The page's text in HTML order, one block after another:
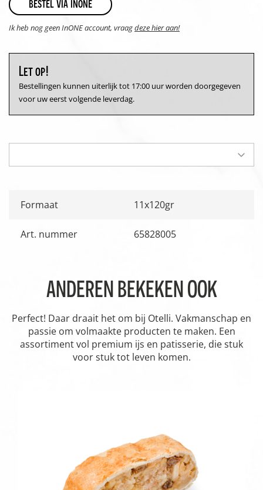
bestel via inone
Ik heb nog geen InONE account, vraagdeze hier aan!
Let op!
Bestellingen kunnen uiterlijk tot 17:00 uur worden doorgegeven
voor uw eerst volgende leverdag.
Formaat 11x120gr
Art. nummer 65828005
ANDEREN BEKEKEN OOK
Perfect! Daar draait het om bij Otelli. Vakmanschap en
passie om volmaakte producten te maken. Een
assortiment vol premium ijs en patisserie, die stuk
voor stuk tot leven komen.